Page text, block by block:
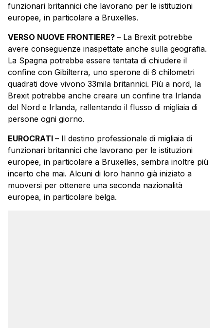
funzionari britannici che lavorano per le istituzioni
europee, in particolare a Bruxelles.
VERSO NUOVE FRONTIERE? – La Brexit potrebbe
avere conseguenze inaspettate anche sulla geografia.
La Spagna potrebbe essere tentata di chiudere il
confine con Gibilterra, uno sperone di 6 chilometri
quadrati dove vivono 33mila britannici. Più a nord, la
Brexit potrebbe anche creare un confine tra Irlanda
del Nord e Irlanda, rallentando il flusso di migliaia di
persone ogni giorno.
EUROCRATI – Il destino professionale di migliaia di
funzionari britannici che lavorano per le istituzioni
europee, in particolare a Bruxelles, sembra inoltre più
incerto che mai. Alcuni di loro hanno già iniziato a
muoversi per ottenere una seconda nazionalità
europea, in particolare belga.